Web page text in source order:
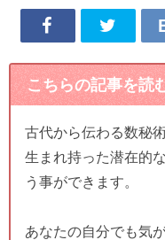
こちらの記事を読
古代から伝わる数秘
生まれ持った潜在的
う事ができます。
あなたの自分でも気